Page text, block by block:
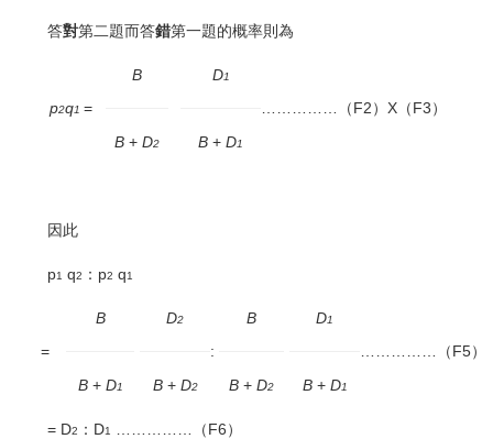
答對第二題而答錯第一題的概率則為
p2q1 =
B
B + D2
D1
B + D1
……………（F2）X（F3）
因此
p1 q2 ：p2 q1
=
B
B+ D1
D2
B+ D2
:
B
B + D2
D1
B+ D1
……………（F5）
= D2 ：D1 （F6）